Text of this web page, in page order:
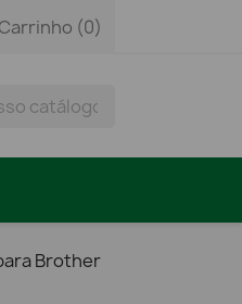
Carrinho (0)
Brother